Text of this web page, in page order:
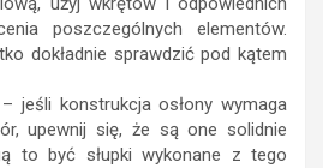
poszczególnych elementów.
dokładnie sprawdzić pod kątem
jeśli konstrukcja osłony wymaga
upewnij się, że są one solidnie
to być słupki wykonane z tego